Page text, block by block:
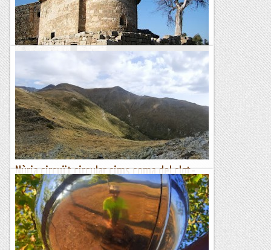
&nb...
Kimisades
St. fruitós de bages -- circular -- st.jaume
olzinelles
&nb...
Kimisades
Nùria circuït circular cims coma del clot-
fontnegra-de la pala-àliga.
25/09/21. Agradable excursió circular sortint de l'Alberg del
Pic de Àliga a Núria. Sortint de l'Alberg del Pic de lÀliga, on
podem arribar amb telefèric o caminant, seguim...
Joan asín